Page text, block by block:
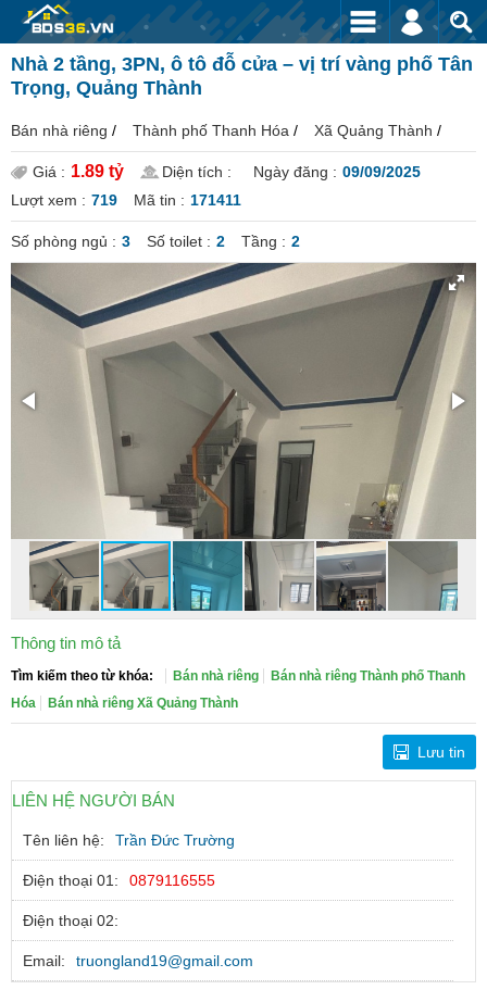
Nhà 2 tầng, 3PN, ô tô đỗ cửa – vị trí vàng phố Tân
Trọng, Quảng Thành
Bán nhà riêng / Thành phố Thanh Hóa / Xã Quảng Thành /
Giá : 1.89 tỷ Diện tích : Ngày đăng : 09/09/2025
Lượt xem : 719 Mã tin : 171411
Số phòng ngủ : 3 Số toilet : 2 Tầng : 2
Thông tin mô tả
Tìm kiếm theo từ khóa: Bán nhà riêng
Bán nhà riêng Thành phố Thanh
Hóa
Bán nhà riêng Xã Quảng Thành
Lưu tin
LIÊN HỆ NGƯỜI BÁN
Tên liên hệ: Trần Đức Trường
Điện thoại 01: 0879116555
Điện thoại 02:
Email: truongland19@gmail.com